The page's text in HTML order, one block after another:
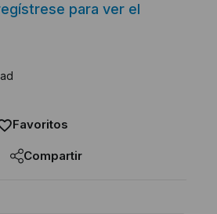
para ver el
Favoritos
Compartir